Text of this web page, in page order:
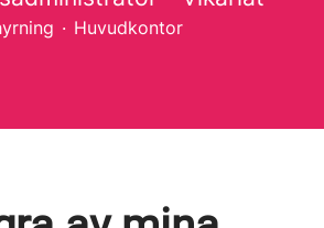
· Huvudkontor